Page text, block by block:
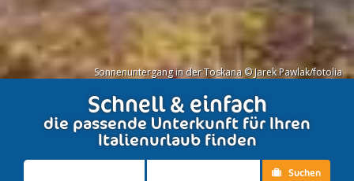
Sonnenuntergang in der Toskana © Jarek Pawlak/fotolia
Schnell & einfach
die passende Unterkunft für Ihren
Italienurlaub finden
Suchen